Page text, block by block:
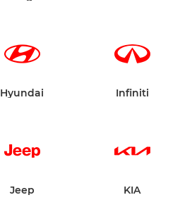
Hyundai Infiniti
Jeep KIA